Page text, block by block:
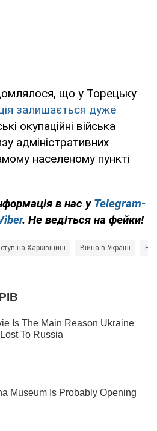
що у Торецьку
залишається дуже
окупаційні війська
адміністративних
населеному пункті
в нас у Telegram-
. Не ведіться на фейки!
на Харківщині Війна в Україні